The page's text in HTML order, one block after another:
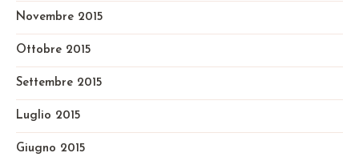
Novembre 2015
Ottobre 2015
Settembre 2015
Luglio 2015
Giugno 2015